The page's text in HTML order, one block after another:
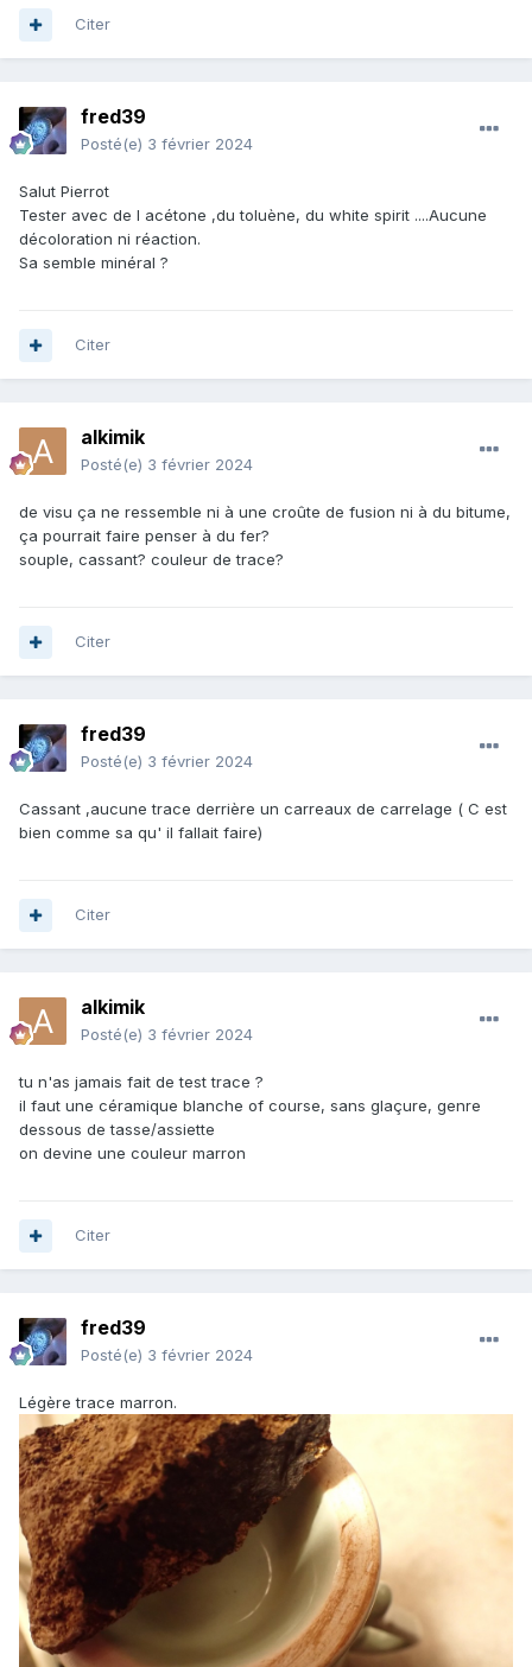
Citer
fred39
Posté(e) 3 février 2024
Salut Pierrot
Tester avec de l acétone ,du toluène, du white spirit ....Aucune
décoloration ni réaction.
Sa semble minéral ?
Citer
alkimik
Posté(e) 3 février 2024
de visu ça ne ressemble ni à une croûte de fusion ni à du bitume,
ça pourrait faire penser à du fer?
souple, cassant? couleur de trace?
Citer
fred39
Posté(e) 3 février 2024
Cassant ,aucune trace derrière un carreaux de carrelage ( C est
bien comme sa qu' il fallait faire)
Citer
alkimik
Posté(e) 3 février 2024
tu n'as jamais fait de test trace ?
il faut une céramique blanche of course, sans glaçure, genre
dessous de tasse/assiette
on devine une couleur marron
Citer
fred39
Posté(e) 3 février 2024
Légère trace marron.